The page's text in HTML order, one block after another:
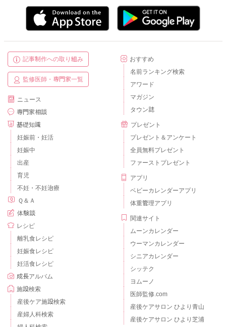
記事制作への取り組み
監修医師・専門家一覧
ニュース
専門家相談
基礎知識
妊娠前・妊活
妊娠中
出産
育児
不妊・不妊治療
Ｑ＆Ａ
体験談
レシピ
離乳食レシピ
妊娠食レシピ
妊活食レシピ
成長アルバム
施設検索
産後ケア施設検索
産婦人科検索
おすすめ
名前ランキング検索
アワード
マガジン
タウン誌
プレゼント
プレゼント＆アンケート
全員無料プレゼント
ファーストプレゼント
アプリ
ベビーカレンダーアプリ
体重管理アプリ
関連サイト
ムーンカレンダー
ウーマンカレンダー
シニアカレンダー
シッテク
ヨムーノ
医師監修.com
産後ケアサロン ひより青山
産後ケアサロン ひより芝浦